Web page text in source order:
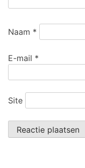
Naam *
E-mail *
Site